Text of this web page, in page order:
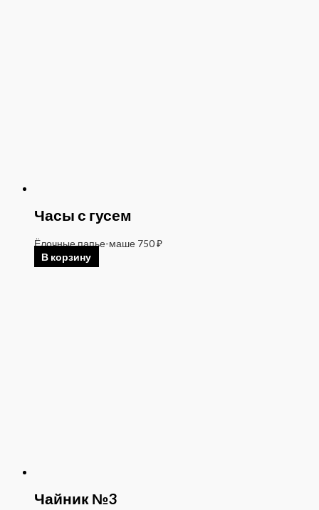
Часы с гусем
Ёлочные папье-маше 750₽
В корзину
Чайник №3